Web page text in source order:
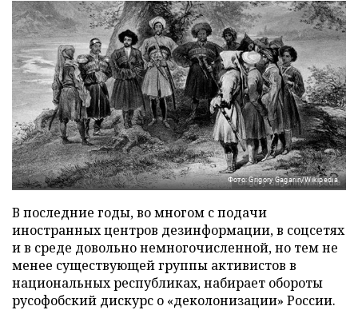
Фото: Grigory Gagarin/Wikipedia
В последние годы, во многом с подачи
иностранных центров дезинформации, в соцсетях
и в среде довольно немногочисленной, но тем не
менее существующей группы активистов в
национальных республиках, набирает обороты
русофобский дискурс о «деколонизации» России.